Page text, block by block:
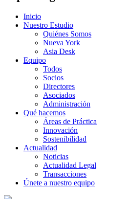
Inicio
Nuestro Estudio
Quiénes Somos
Nueva York
Asia Desk
Equipo
Todos
Socios
Directores
Asociados
Administración
Qué hacemos
Áreas de Práctica
Innovación
Sostenibilidad
Actualidad
Noticias
Actualidad Legal
Transacciones
Únete a nuestro equipo